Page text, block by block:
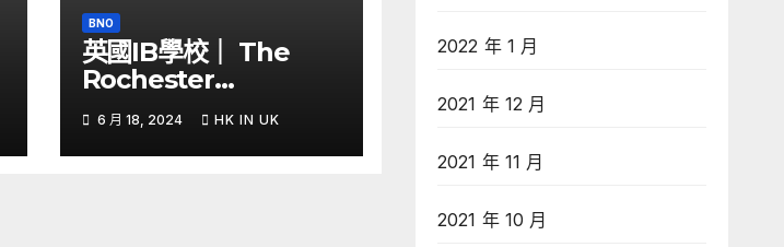
BNO
英國IB學校｜ The
Rochester
Grammar School IB
課程全國第六少數獲認
證的Thinking School
6 月 18, 2024 HK IN UK
2022 年 1 月
2021 年 12 月
2021 年 11 月
2021 年 10 月